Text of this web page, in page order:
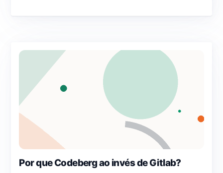
Por que Codeberg ao invés de Gitlab?